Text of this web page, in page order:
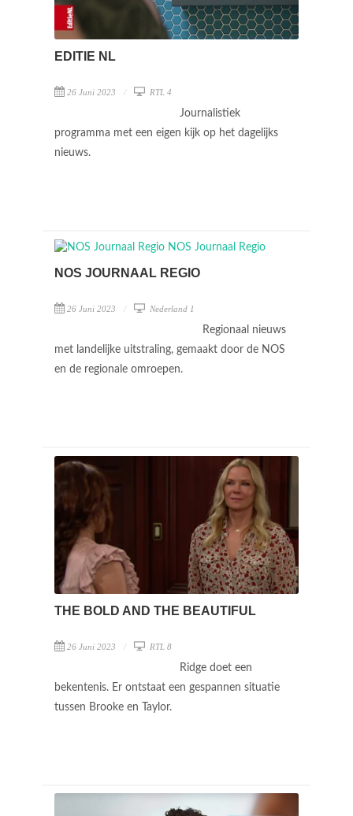
EDITIE NL
26 Juni 2023 RTL 4
Journalistiek
programma met een eigen kijk op het dagelijks
nieuws.
NOS JOURNAAL REGIO
26 Juni 2023 Nederland 1
Regionaal nieuws
met landelijke uitstraling, gemaakt door de NOS
en de regionale omroepen.
THE BOLD AND THE BEAUTIFUL
26 Juni 2023 RTL 8
Ridge doet een
bekentenis. Er ontstaat een gespannen situatie
tussen Brooke en Taylor.